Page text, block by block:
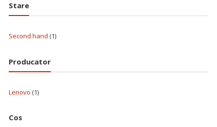
Stare
Second hand (1)
Producator
Lenovo (1)
Cos